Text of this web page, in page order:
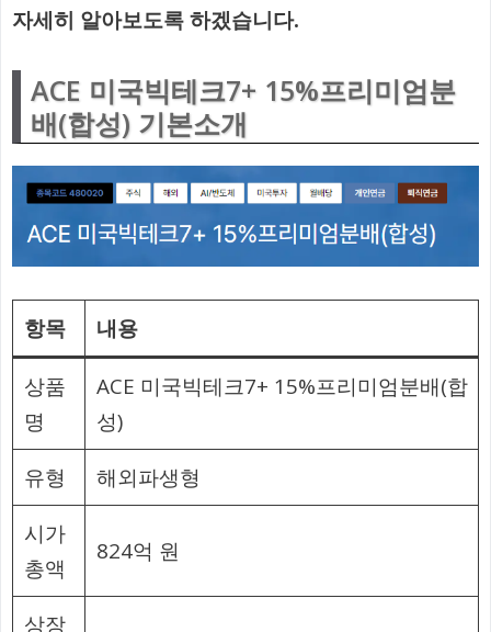
자세히 알아보도록 하겠습니다.
ACE 미국빅테크7+ 15%프리미엄분
배(합성) 기본소개
항목 내용
상품
명
ACE 미국빅테크7+ 15%프리미엄분배(합
성)
유형
해외파생형
시가
총액
824억 원
상장